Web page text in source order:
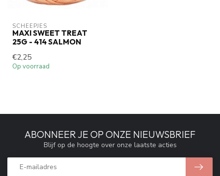
SCHEEPJES
MAXI SWEET TREAT
25G - 414 SALMON
€2,25
Op voorraad
ABONNEER JE OP ONZE NIEUWSBRIEF
Blijf op de hoogte over onze laatste acties